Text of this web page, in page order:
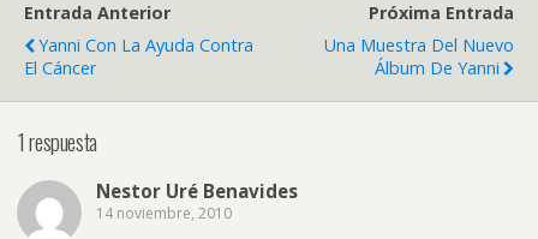
Entrada Anterior
Yanni Con La Ayuda Contra
El Cáncer
Próxima Entrada
Una Muestra Del Nuevo
Álbum De Yanni
1 respuesta
Nestor Uré Benavides
14 noviembre, 2010